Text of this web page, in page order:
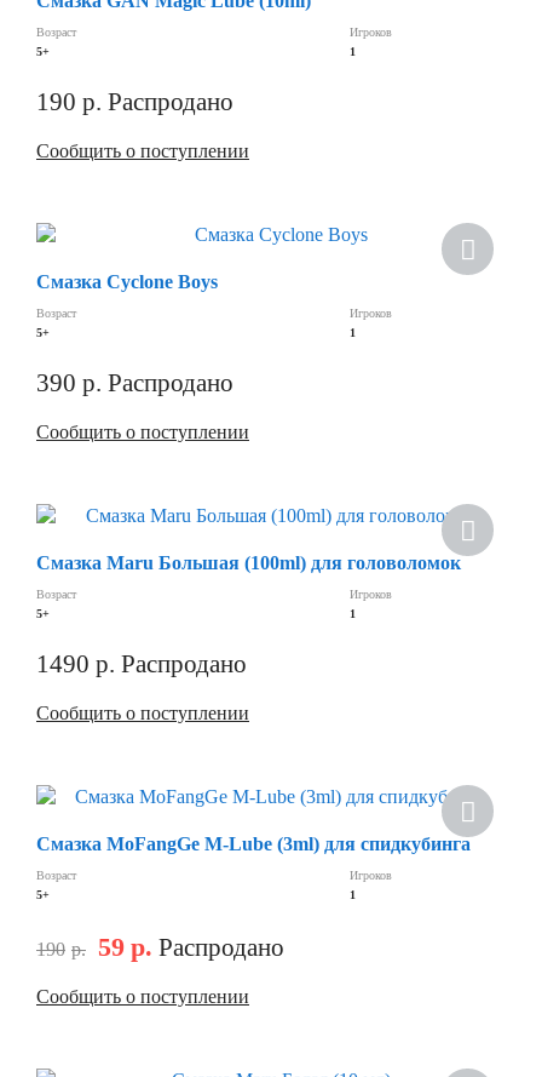
Возраст
5+
Игроков
1
190 р. Распродано
Сообщить о поступлении
Смазка Cyclone Boys
Возраст
5+
Игроков
1
390 р. Распродано
Сообщить о поступлении
Смазка Maru Большая (100ml) для головоломок
Возраст
5+
Игроков
1
1490 р. Распродано
Сообщить о поступлении
Смазка MoFangGe M-Lube (3ml) для спидкубинга
Возраст
5+
Игроков
1
190 р. 59 р. Распродано
Сообщить о поступлении